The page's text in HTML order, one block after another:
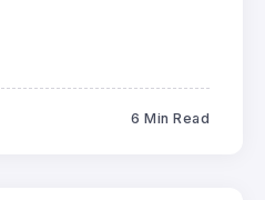
6 Min Read